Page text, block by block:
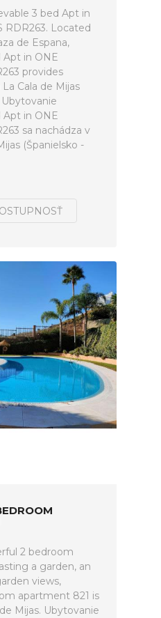
3 bed Apt in
RDR263. Located
de Espana,
Apt in ONE
provides
Cala de Mijas
Apt in ONE
sa nachádza v
(Španielsko -
2 bedroom
a garden, an
views,
apartment 821 is
Mijas. Ubytovanie